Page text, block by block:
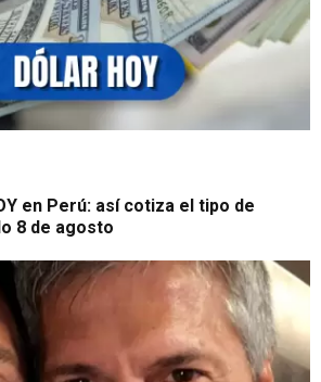
en Perú: así cotiza el tipo de
8 de agosto